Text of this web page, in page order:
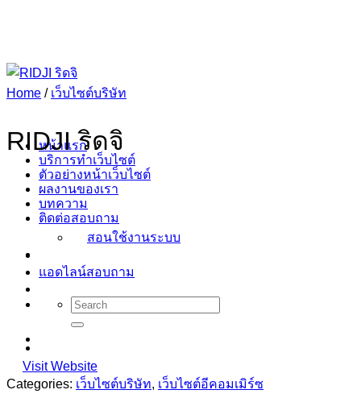
หน้าแรก
บริการทำเว็บไซต์
ตัวอย่างหน้าเว็บไซต์
ผลงานของเรา
บทความ
ติดต่อสอบถาม
สอนใช้งานระบบ
แอดไลน์สอบถาม
Search
for:
Home / เว็บไซต์บริษัท
RIDJI ริดจิ
Visit Website
Categories: เว็บไซต์บริษัท, เว็บไซต์อีคอมเมิร์ซ